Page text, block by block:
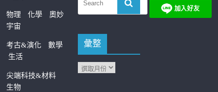
物理 化學
奧妙
宇宙
考古&演化
數學
生活
尖端科技&材料
生物
彙整